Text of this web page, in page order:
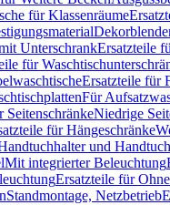
für Klassenräume
UnterschrankErsatzteile
für
Ersatzteile für
Für
SeitenschränkeNiedrige
für Hängeschränke
und
Mit integrierter Beleuchtung
Ersatzteile für
Standmontage, Netzbetrieb